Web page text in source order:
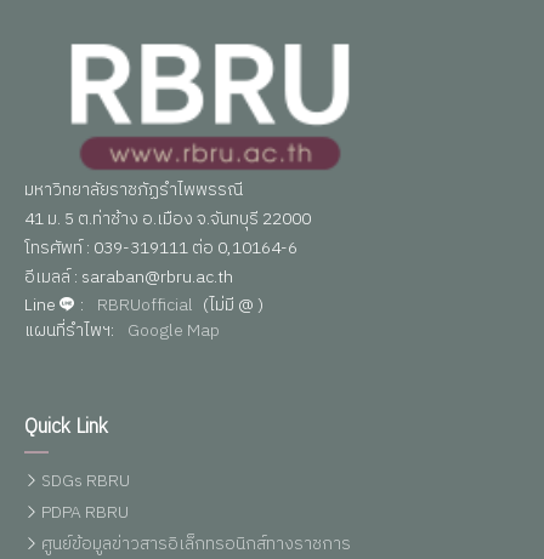
มหาวิทยาลัยราชภัฏรำไพพรรณี
41 ม. 5 ต.ท่าช้าง อ.เมือง จ.จันทบุรี 22000
โทรศัพท์ : 039-319111 ต่อ 0,10164-6
อีเมลล์ : saraban@rbru.ac.th
Line
: RBRUofficial (ไม่มี @ )
แผนที่รำไพฯ: Google Map
Quick Link
SDGs RBRU
PDPA RBRU
ศูนย์ข้อมูลข่าวสารอิเล็กทรอนิกส์ทางราชการ